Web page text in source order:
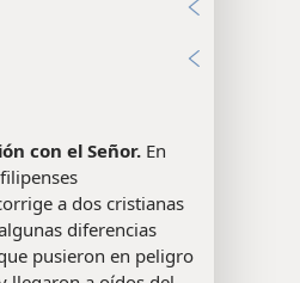
con el Señor. En
a dos cristianas
diferencias
pusieron en peligro